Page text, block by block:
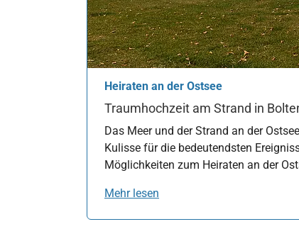
Heiraten an der Ostsee
Traumhochzeit am Strand in
Das Meer und der Strand an der
Kulisse für die bedeutendsten
Möglichkeiten zum Heiraten an der
Mehr lesen